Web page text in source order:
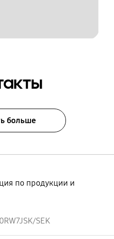
больше
по продукции и
SEK